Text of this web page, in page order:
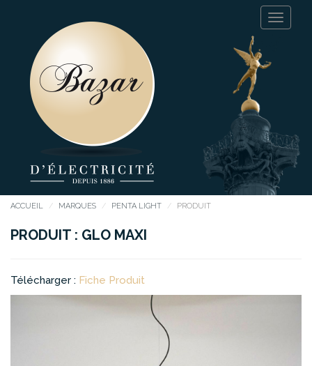
ACCUEIL MARQUES PENTA LIGHT PRODUIT
PRODUIT : GLO MAXI
Télécharger : Fiche Produit